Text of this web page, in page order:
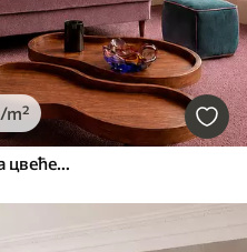
/m²
Живописан тропски мотив са цвећем, лишћем и шареним воћем